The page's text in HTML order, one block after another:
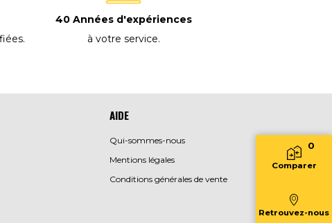
.
40 Années d'expériences
à votre service.
AIDE
Qui-sommes-nous
Mentions légales
Conditions générales de vente
Comparer
0
Retrouvez-nous